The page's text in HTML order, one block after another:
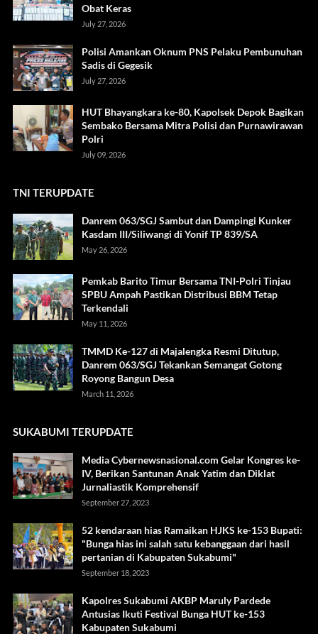
Obat Keras
July 27, 2026
Polisi Amankan Oknum PNS Pelaku Pembunuhan
Sadis di Gegesik
July 27, 2026
HUT Bhayangkara ke-80, Kapolsek Depok Bagikan
Sembako Bersama Mitra Polisi dan Purnawirawan
Polri
July 09, 2026
TNI TERUPDATE
Danrem 063/SGJ Sambut dan Dampingi Kunker
Kasdam III/Siliwangi di Yonif TP 839/SA
May 26, 2026
Pemkab Barito Timur Bersama TNI-Polri Tinjau
SPBU Ampah Pastikan Distribusi BBM Tetap
Terkendali
May 11, 2026
TMMD Ke-127 di Majalengka Resmi Ditutup,
Danrem 063/SGJ Tekankan Semangat Gotong
Royong Bangun Desa
March 11, 2026
SUKABUMI TERUPDATE
Media Cybernewsnasional.com Gelar Kongres ke-
IV, Berikan Santunan Anak Yatim dan Diklat
Jurnaliastik Komprehensif
September 27, 2023
52 kendaraan hias Ramaikan HJKS ke-153 Bupati:
"Bunga hias ini salah satu kebanggaan dari hasil
pertanian di Kabupaten Sukabumi"
September 18, 2023
Kapolres Sukabumi AKBP Maruly Pardede
Antusias Ikuti Festival Bunga HUT ke-153
Kabupaten Sukabumi